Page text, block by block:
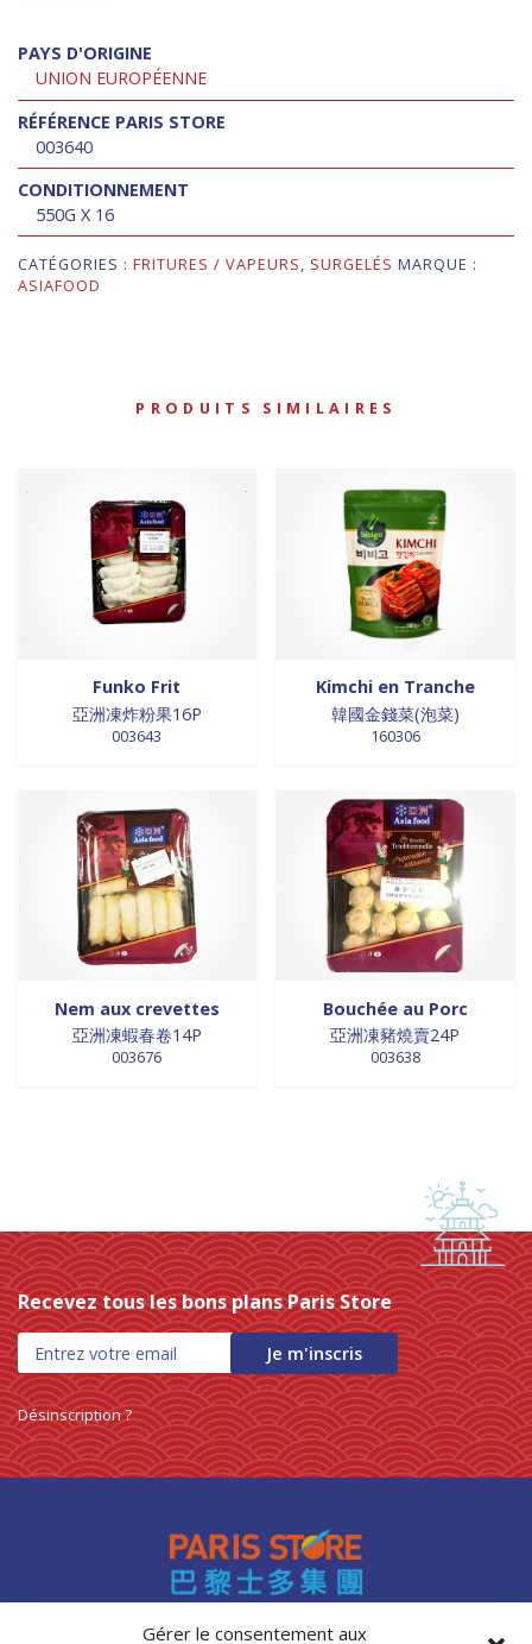
Gérer le consentement aux
PAYS D'ORIGINE
UNION EUROPÉENNE
RÉFÉRENCE PARIS STORE
003640
CONDITIONNEMENT
550G X 16
CATÉGORIES : FRITURES / VAPEURS, SURGELÉS MARQUE :
ASIAFOOD
PRODUITS SIMILAIRES
Funko Frit
亞洲凍炸粉果16P
003643
Kimchi en Tranche
韓國金錢菜(泡菜)
160306
Nem aux crevettes
亞洲凍蝦春卷14P
003676
Bouchée au Porc
亞洲凍豬燒賣24P
003638
Recevez tous les bons plans Paris Store
Je m'inscris
Désinscription ?